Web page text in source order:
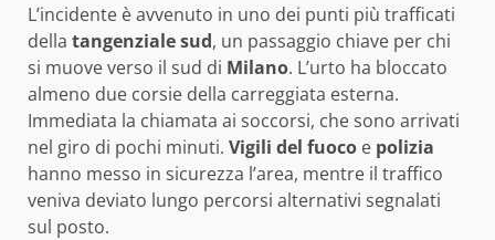
L’incidente è avvenuto in uno dei punti più trafficati
della tangenziale sud, un passaggio chiave per chi
si muove verso il sud di Milano. L’urto ha bloccato
almeno due corsie della carreggiata esterna.
Immediata la chiamata ai soccorsi, che sono arrivati
nel giro di pochi minuti. Vigili del fuoco e polizia
hanno messo in sicurezza l’area, mentre il traffico
veniva deviato lungo percorsi alternativi segnalati
sul posto.